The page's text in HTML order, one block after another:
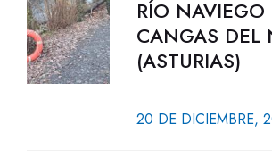
RÍO NAVIEGO
CANGAS DEL
(ASTURIAS)
20 DE DICIEMBRE,